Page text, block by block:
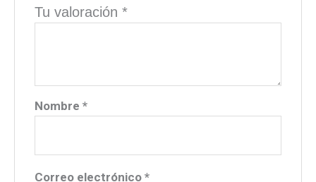
Tu valoración*
Nombre*
Correo electrónico*